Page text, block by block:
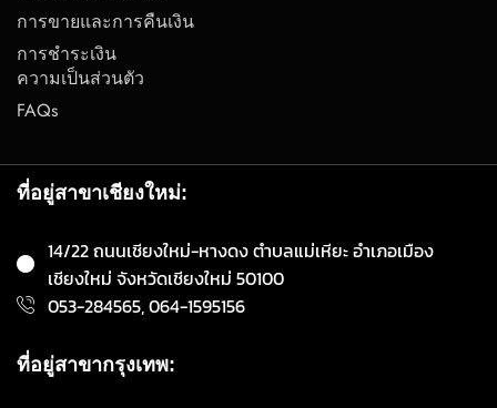
การขายและการคืนเงิน
การชำระเงิน
ความเป็นส่วนตัว
FAQs
ที่อยู่สาขาเชียงใหม่:
14/22 ถนนเชียงใหม่-หางดง ตำบลแม่เหียะ อำเภอเมือง
เชียงใหม่ จังหวัดเชียงใหม่ 50100
053-284565, 064-1595156
ที่อยู่สาขากรุงเทพ: